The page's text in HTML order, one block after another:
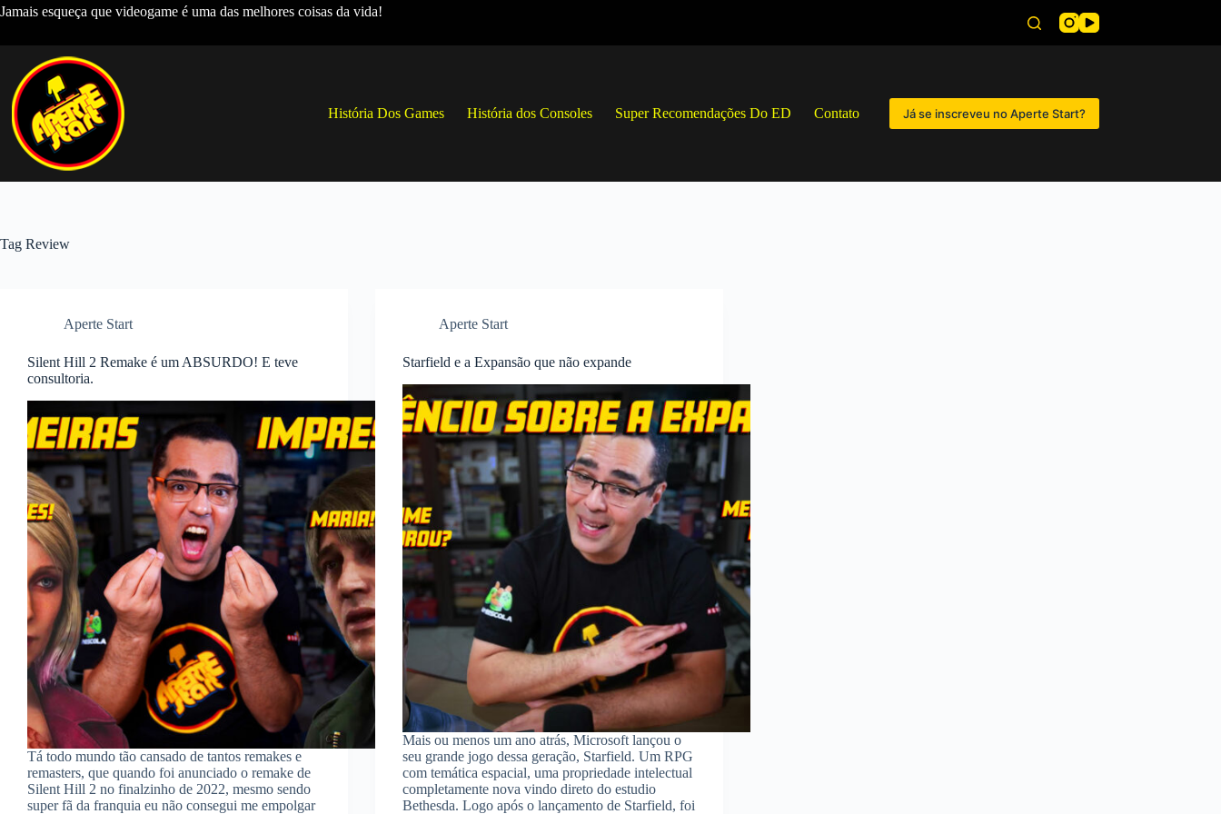
Pular
conteúdo
Jamais esqueça que videogame é uma das melhores coisas da vida!
História Dos Games História dos Consoles Super Recomendações Do ED Contato Já se inscreveu no Aperte Start?
Tag Review
Aperte Start
Silent Hill 2 Remake é um ABSURDO! E teve
consultoria.
Tá todo mundo tão cansado de tantos remakes e
remasters, que quando foi anunciado o remake de
Silent Hill 2 no finalzinho de 2022, mesmo sendo
super fã da franquia eu não consegui me empolgar
Aperte Start
Starfield e a Expansão que não expande
Mais ou menos um ano atrás, Microsoft lançou o
seu grande jogo dessa geração, Starfield. Um RPG
com temática espacial, uma propriedade intelectual
completamente nova vindo direto do estudio
Bethesda. Logo após o lançamento de Starfield, foi